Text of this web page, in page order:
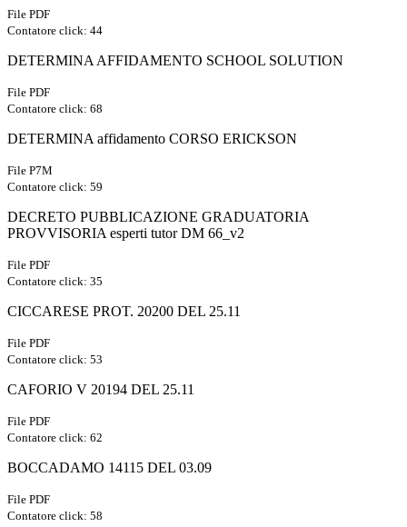
File PDF
Contatore click: 44
DETERMINA AFFIDAMENTO SCHOOL SOLUTION
File PDF
Contatore click: 68
DETERMINA affidamento CORSO ERICKSON
File P7M
Contatore click: 59
DECRETO PUBBLICAZIONE GRADUATORIA
PROVVISORIA esperti tutor DM 66_v2
File PDF
Contatore click: 35
CICCARESE PROT. 20200 DEL 25.11
File PDF
Contatore click: 53
CAFORIO V 20194 DEL 25.11
File PDF
Contatore click: 62
BOCCADAMO 14115 DEL 03.09
File PDF
Contatore click: 58